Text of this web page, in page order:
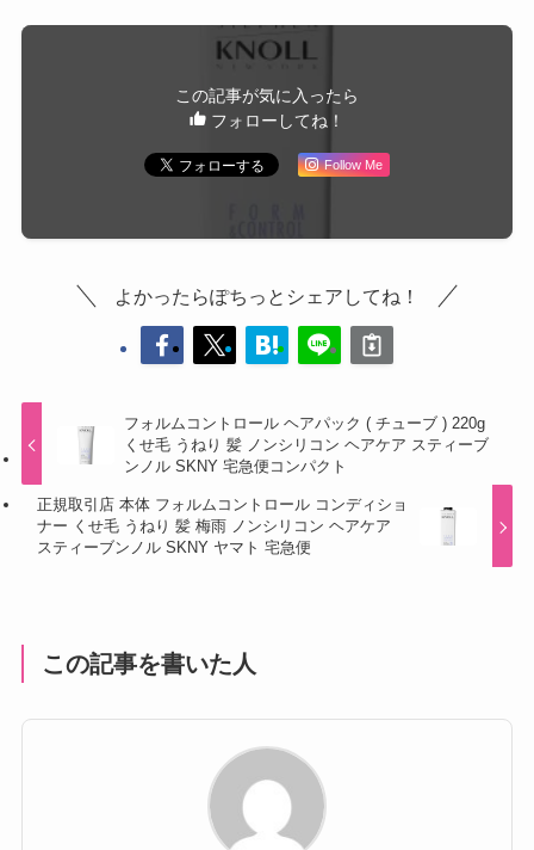
この記事が気に入ったら
フォローしてね！
Follow Me
よかったらぽちっとシェアしてね！
フォルムコントロール ヘアパック ( チューブ ) 220g
くせ毛 うねり 髪 ノンシリコン ヘアケア スティーブ
ンノル SKNY 宅急便コンパクト
正規取引店 本体 フォルムコントロール コンディショ
ナー くせ毛 うねり 髪 梅雨 ノンシリコン ヘアケア
スティーブンノル SKNY ヤマト 宅急便
この記事を書いた人